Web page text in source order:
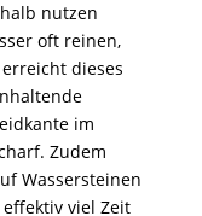
nutzen
oft reinen,
dieses
im
Zudem
Wassersteinen
viel Zeit